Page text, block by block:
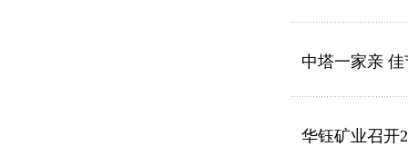
中塔一家亲
华钰矿业召开